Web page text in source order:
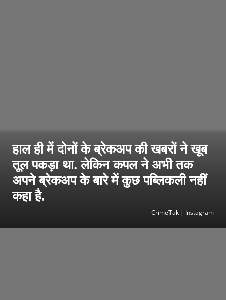
हाल ही में दोनों के ब्रेकअप की खबरों ने खूब
तूल पकड़ा था. लेकिन कपल ने अभी तक
अपने ब्रेकअप के बारे में कुछ पब्लिकली नहीं
कहा है.
CrimeTak | Instagram